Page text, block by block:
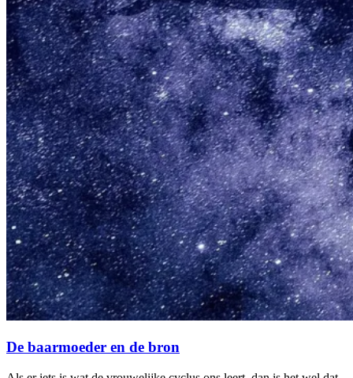
De baarmoeder en de bron